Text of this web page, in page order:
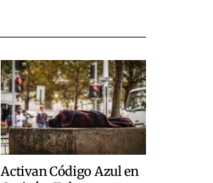
Activan Código Azul en